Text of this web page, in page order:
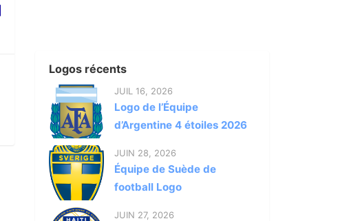
Logos récents
JUIL 16, 2026
Logo de l’Équipe
d’Argentine 4 étoiles 2026
JUIN 28, 2026
Équipe de Suède de
football Logo
JUIN 27, 2026